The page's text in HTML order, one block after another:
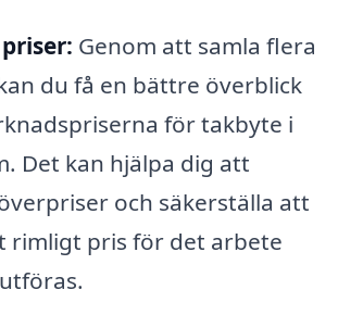
Genom att samla flera
du få en bättre överblick
för takbyte i
Det kan hjälpa dig att
och säkerställa att
rimligt pris för det arbete